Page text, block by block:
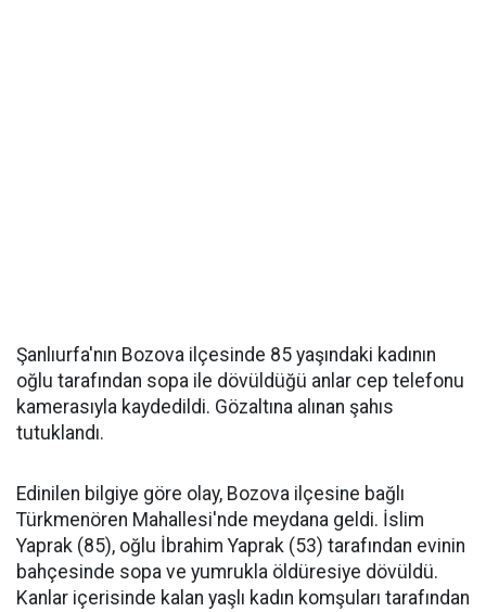
Şanlıurfa'nın Bozova ilçesinde 85 yaşındaki kadının
oğlu tarafından sopa ile dövüldüğü anlar cep telefonu
kamerasıyla kaydedildi. Gözaltına alınan şahıs
tutuklandı.
Edinilen bilgiye göre olay, Bozova ilçesine bağlı
Türkmenören Mahallesi'nde meydana geldi. İslim
Yaprak (85), oğlu İbrahim Yaprak (53) tarafından evinin
bahçesinde sopa ve yumrukla öldüresiye dövüldü.
Kanlar içerisinde kalan yaşlı kadın komşuları tarafından